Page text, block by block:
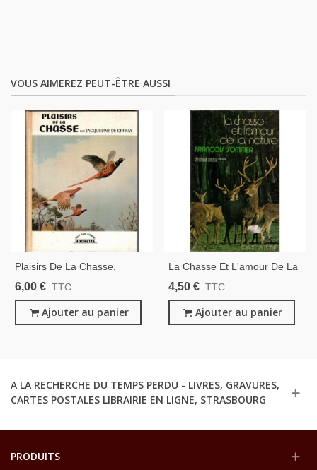
VOUS AIMEREZ PEUT-ÊTRE AUSSI
Plaisirs De La Chasse,
Jacqueline De Chimay, 1961
Sauvages,
6,00 € TTC
Ajouter au panier
La Chasse Et L'amour De La
Nature, François Sommer,
Naturels, Animaux Sauvages,
4,50 € TTC
Ajouter au panier
A LA RECHERCHE DU TEMPS PERDU - LIVRES, GRAVURES,
CARTES POSTALES LIBRAIRIE EN LIGNE, STRASBOURG
PRODUITS